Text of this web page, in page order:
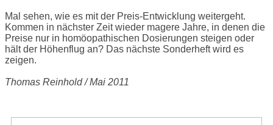
Mal sehen, wie es mit der Preis-Entwicklung weitergeht.
Kommen in nächster Zeit wieder magere Jahre, in denen die
Preise nur in homöopathischen Dosierungen steigen oder
hält der Höhenflug an? Das nächste Sonderheft wird es
zeigen.
Thomas Reinhold / Mai 2011